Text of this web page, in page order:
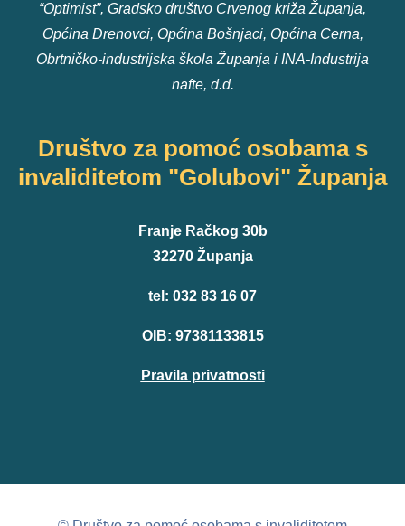
“Optimist”, Gradsko društvo Crvenog križa Županja,
Općina Drenovci, Općina Bošnjaci, Općina Cerna,
Obrtničko-industrijska škola Županja i INA-Industrija
nafte, d.d.
Društvo za pomoć osobama s
invaliditetom "Golubovi" Županja
Franje Račkog 30b
32270 Županja
tel: 032 83 16 07
OIB: 97381133815
Pravila privatnosti